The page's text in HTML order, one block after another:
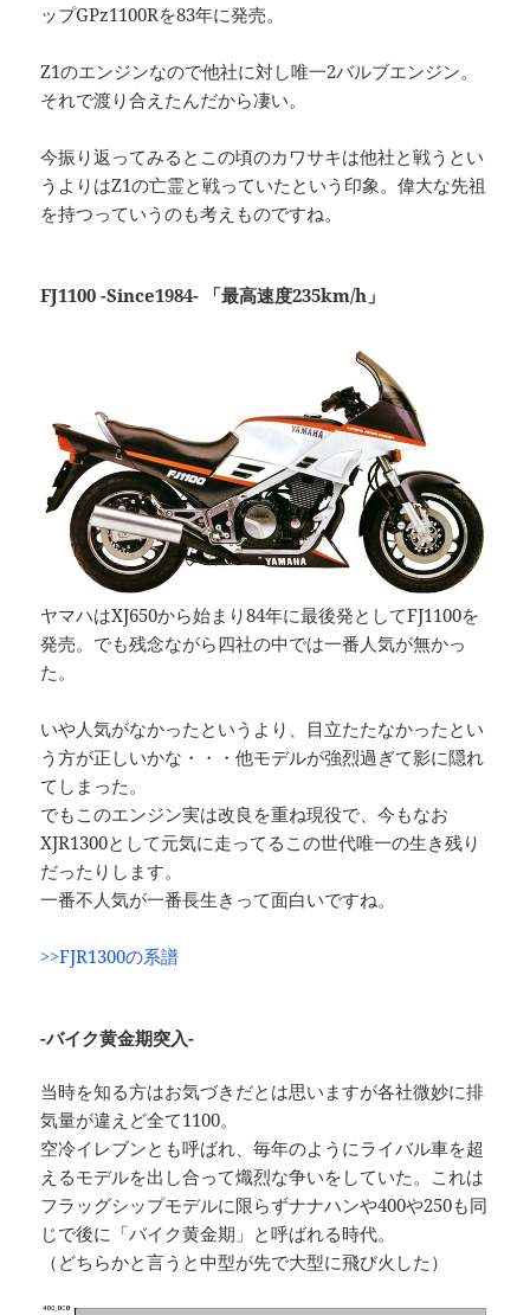
ップGPz1100Rを83年に発売。
Z1のエンジンなので他社に対し唯一2バルブエンジン。
それで渡り合えたんだから凄い。
今振り返ってみるとこの頃のカワサキは他社と戦うとい
うよりはZ1の亡霊と戦っていたという印象。偉大な先祖
を持つっていうのも考えものですね。
FJ1100 -Since1984- 「最高速度235km/h」
ヤマハはXJ650から始まり84年に最後発としてFJ1100を
発売。でも残念ながら四社の中では一番人気が無かっ
た。
いや人気がなかったというより、目立たたなかったとい
う方が正しいかな・・・他モデルが強烈過ぎて影に隠れ
てしまった。
でもこのエンジン実は改良を重ね現役で、今もなお
XJR1300として元気に走ってるこの世代唯一の生き残り
だったりします。
一番不人気が一番長生きって面白いですね。
>>FJR1300の系譜
-バイク黄金期突入-
当時を知る方はお気づきだとは思いますが各社微妙に排
気量が違えど全て1100。
空冷イレブンとも呼ばれ、毎年のようにライバル車を超
えるモデルを出し合って熾烈な争いをしていた。これは
フラッグシップモデルに限らずナナハンや400や250も同
じで後に「バイク黄金期」と呼ばれる時代。
（どちらかと言うと中型が先で大型に飛び火した）